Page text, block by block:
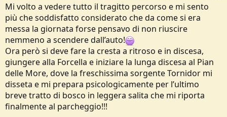
Mi volto a vedere tutto il tragitto percorso e mi sento
più che soddisfatto considerato che da come si era
messa la giornata forse pensavo di non riuscire
nemmeno a scendere dall’auto!
Ora però si deve fare la cresta a ritroso e in discesa,
giungere alla Forcella e iniziare la lunga discesa al Pian
delle More, dove la freschissima sorgente Tornidor mi
disseta e mi prepara psicologicamente per l’ultimo
breve tratto di bosco in leggera salita che mi riporta
finalmente al parcheggio!!!